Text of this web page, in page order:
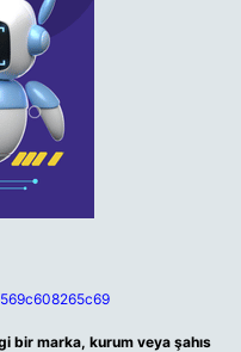
bir marka, kurum veya şahıs